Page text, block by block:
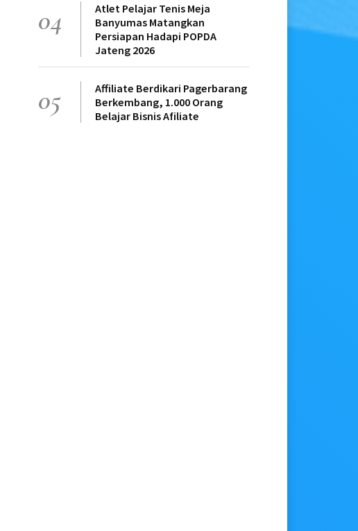
04
Atlet Pelajar Tenis Meja
Banyumas Matangkan
Persiapan Hadapi POPDA
Jateng 2026
05
Affiliate Berdikari Pagerbarang
Berkembang, 1.000 Orang
Belajar Bisnis Afiliate